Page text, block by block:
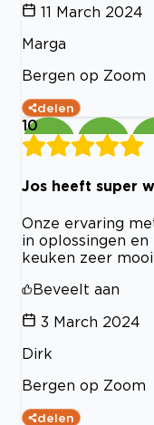
11 March 2024
Marga
Bergen op Zoom
delen
10
Jos heeft super
Onze ervaring
in oplossingen
keuken zeer
Beveelt aan
3 March 2024
Dirk
Bergen op Zoom
delen